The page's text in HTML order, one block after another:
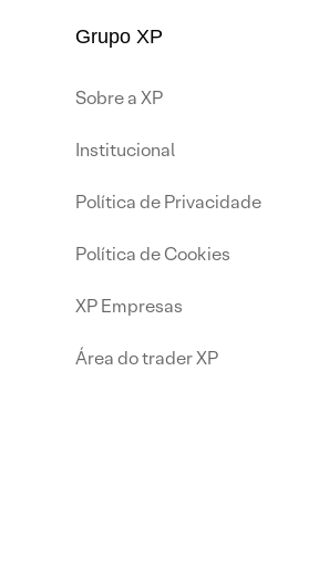
Grupo XP
Sobre a XP
Institucional
Política de Privacidade
Política de Cookies
XP Empresas
Área do trader XP